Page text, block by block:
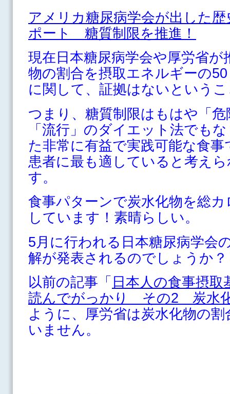
アメリカ糖尿病学会が出した
ポート 糖質制限を推進！
現在日本糖尿病学会や厚労省
物の割合を摂取エネルギーの
に関して、証拠はないという
つまり、糖質制限はもはや「
「流行」のダイエット法でも
た非常に有益で実践可能な食
患者に最も適していると考え
す。
食事パターンで炭水化物を総
しています！素晴らしい。
5月に行われる日本糖尿病学会
解が発表されるのでしょうか？
以前の記事「 日本人の食事摂取
読んでがっかり その2 炭水
ように、厚労省は炭水化物の
いません。